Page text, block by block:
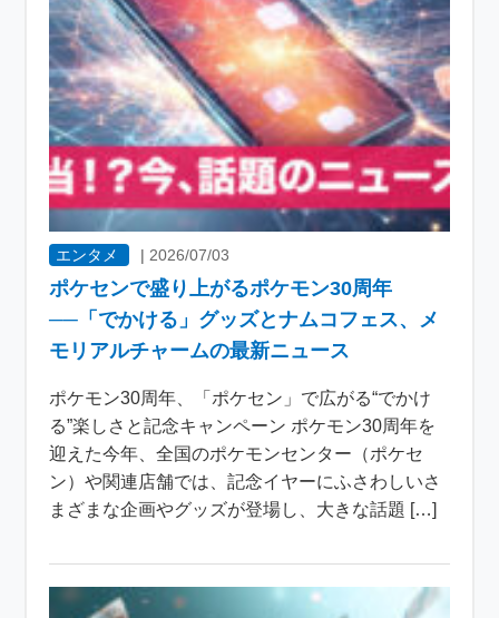
エンタメ | 2026/07/03
ポケセンで盛り上がるポケモン30周年
──「でかける」グッズとナムコフェス、メ
モリアルチャームの最新ニュース
ポケモン30周年、「ポケセン」で広がる“でかけ
る”楽しさと記念キャンペーン ポケモン30周年を
迎えた今年、全国のポケモンセンター（ポケセ
ン）や関連店舗では、記念イヤーにふさわしいさ
まざまな企画やグッズが登場し、大きな話題 […]